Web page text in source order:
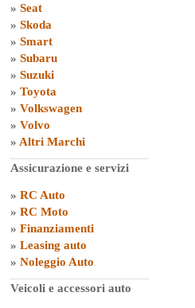
» Seat
» Skoda
» Smart
» Subaru
» Suzuki
» Toyota
» Volkswagen
» Volvo
» Altri Marchi
Assicurazione e servizi
» RC Auto
» RC Moto
» Finanziamenti
» Leasing auto
» Noleggio Auto
Veicoli e accessori auto